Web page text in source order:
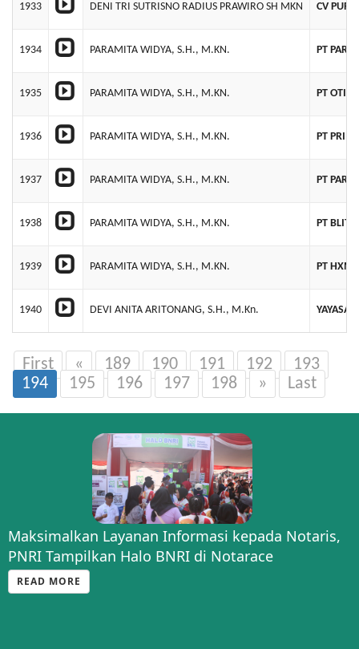
1933 DENI TRI SUTRISNO RADIUS PRAWIRO SH MKN CV
1934 PARAMITA WIDYA, S.H., M.KN. PT
1935 PARAMITA WIDYA, S.H., M.KN. PT
1936 PARAMITA WIDYA, S.H., M.KN. PT
1937 PARAMITA WIDYA, S.H., M.KN. PT
1938 PARAMITA WIDYA, S.H., M.KN. PT
1939 PARAMITA WIDYA, S.H., M.KN. PT HXM
1940 DEVI ANITA ARITONANG, S.H., M.Kn.
First « 189 190 191 192
193
194
195 196 197 198 » Last
Maksimalkan Layanan Informasi kepada Notaris,
PNRI Tampilkan Halo BNRI di Notarace
READ MORE